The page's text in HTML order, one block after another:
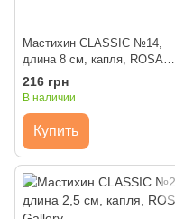
Мастихин CLASSIC №14,
длина 8 см, капля, ROSA
Gallery
216 грн
В наличии
Купить